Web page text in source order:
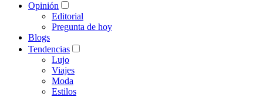
Opinión
Editorial
Pregunta de hoy
Blogs
Tendencias
Lujo
Viajes
Moda
Estilos